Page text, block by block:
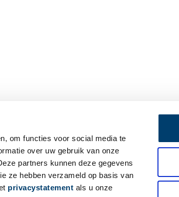
om functies voor social media te
over uw gebruik van onze
partners kunnen deze gegevens
ze hebben verzameld op basis van
privacystatement als u onze